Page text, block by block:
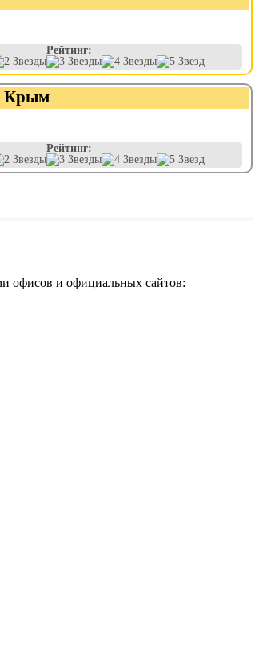
Рейтинг:
Крым
Рейтинг:
офисов и официальных сайтов: